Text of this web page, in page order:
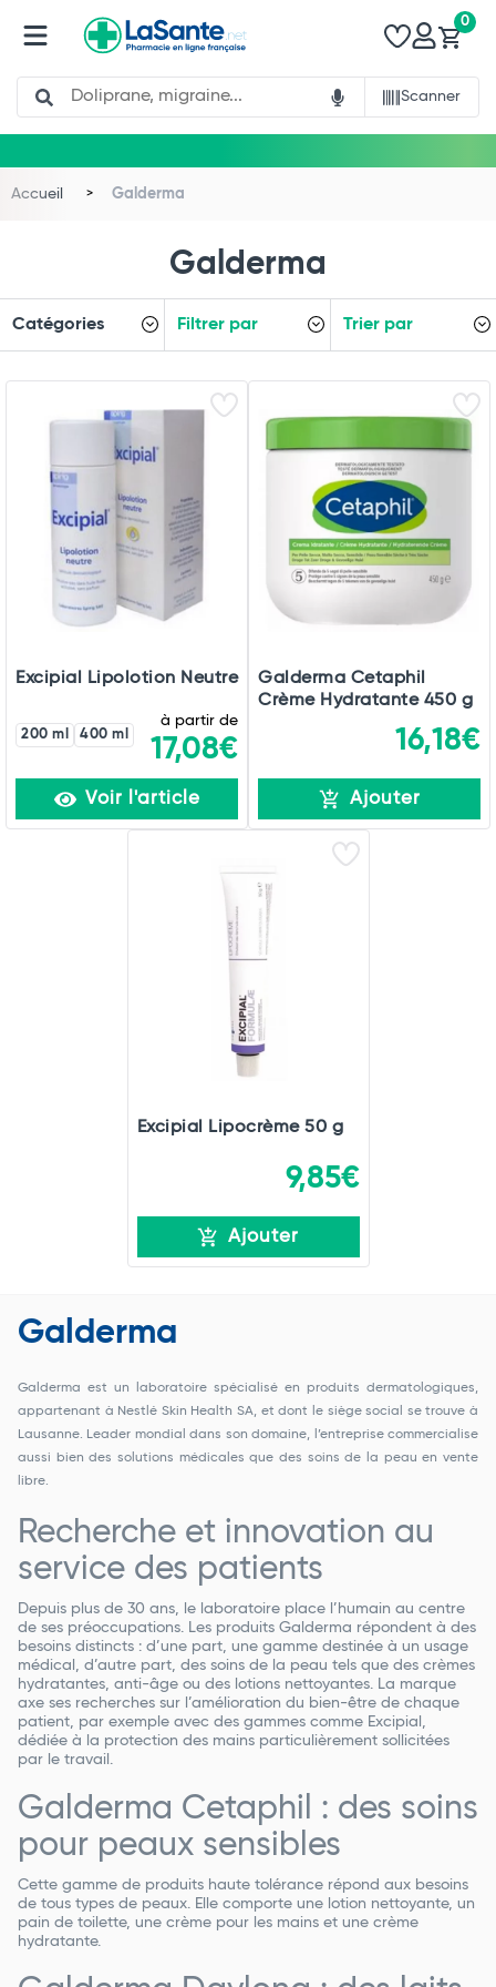
Search
Scanner
0
Total
Accueil Galderma
Galderma
Catégories Filtrer par Trier par
Excipial Lipolotion Neutre
200 ml 400 ml
à partir de
17,08€
Voir l'article
Galderma Cetaphil
Crème Hydratante 450 g
16,18€
Ajouter
Excipial Lipocrème 50 g
9,85€
Ajouter
Galderma
Galderma est un laboratoire spécialisé en produits dermatologiques,
appartenant à Nestlé Skin Health SA, et dont le siège social se trouve à
Lausanne. Leader mondial dans son domaine, l’entreprise commercialise
aussi bien des solutions médicales que des soins de la peau en vente
libre.
Recherche et innovation au
service des patients
Depuis plus de 30 ans, le laboratoire place l’humain au centre
de ses préoccupations. Les produits Galderma répondent à des
besoins distincts : d’une part, une gamme destinée à un usage
médical, d’autre part, des soins de la peau tels que des crèmes
hydratantes, anti-âge ou des lotions nettoyantes. La marque
axe ses recherches sur l’amélioration du bien-être de chaque
patient, par exemple avec des gammes comme Excipial,
dédiée à la protection des mains particulièrement sollicitées
par le travail.
Galderma Cetaphil : des soins
pour peaux sensibles
Cette gamme de produits haute tolérance répond aux besoins
de tous types de peaux. Elle comporte une lotion nettoyante, un
pain de toilette, une crème pour les mains et une crème
hydratante.